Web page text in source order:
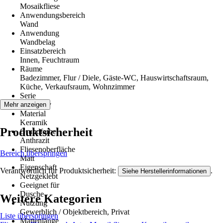
Mosaikfliese
Anwendungsbereich
Wand
Anwendung
Wandbelag
Einsatzbereich
Innen, Feuchtraum
Räume
Badezimmer, Flur / Diele, Gäste-WC, Hauswirtschaftsraum,
Küche, Verkaufsraum, Wohnzimmer
Serie
Colorplay
Material
Keramik
Grundfarbe
Anthrazit
Fliesenoberfläche
Matt
Eigenschaft
Netzgeklebt
Geeignet für
Dusche
Nutzung
Gewerblich / Objektbereich, Privat
Mattenlänge
Mehr anzeigen
Produktsicherheit
Bereich überspringen
Verantwortlich für Produktsicherheit: Siehe Herstellerinformationen .
Weitere Kategorien
Liste überspringen